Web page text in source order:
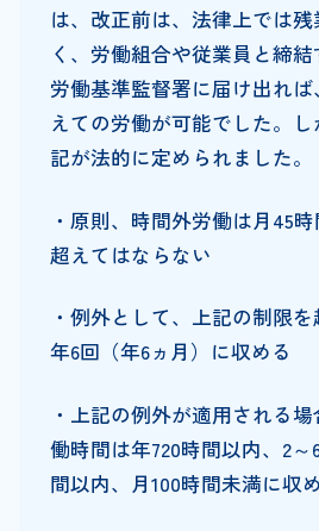
は、改正前は、法律上では
く、労働組合や従業員と締
労働基準監督署に届け出れ
えての労働が可能でした。
記が法的に定められました。
・原則、時間外労働は月45
超えてはならない
・例外として、上記の制限
年6回（年6ヵ月）に収める
・上記の例外が適用される
働時間は年720時間以内、2
間以内、月100時間未満に収